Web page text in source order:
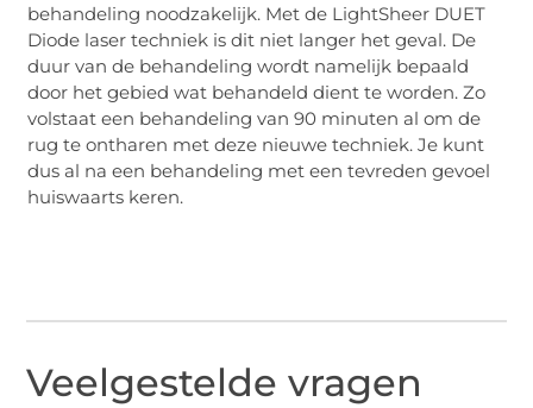
behandeling noodzakelijk. Met de LightSheer DUET
Diode laser techniek is dit niet langer het geval. De
duur van de behandeling wordt namelijk bepaald
door het gebied wat behandeld dient te worden. Zo
volstaat een behandeling van 90 minuten al om de
rug te ontharen met deze nieuwe techniek. Je kunt
dus al na een behandeling met een tevreden gevoel
huiswaarts keren.
Veelgestelde vragen